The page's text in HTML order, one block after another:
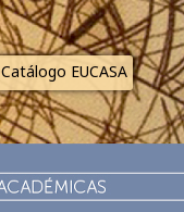
Catálogo EUCASA